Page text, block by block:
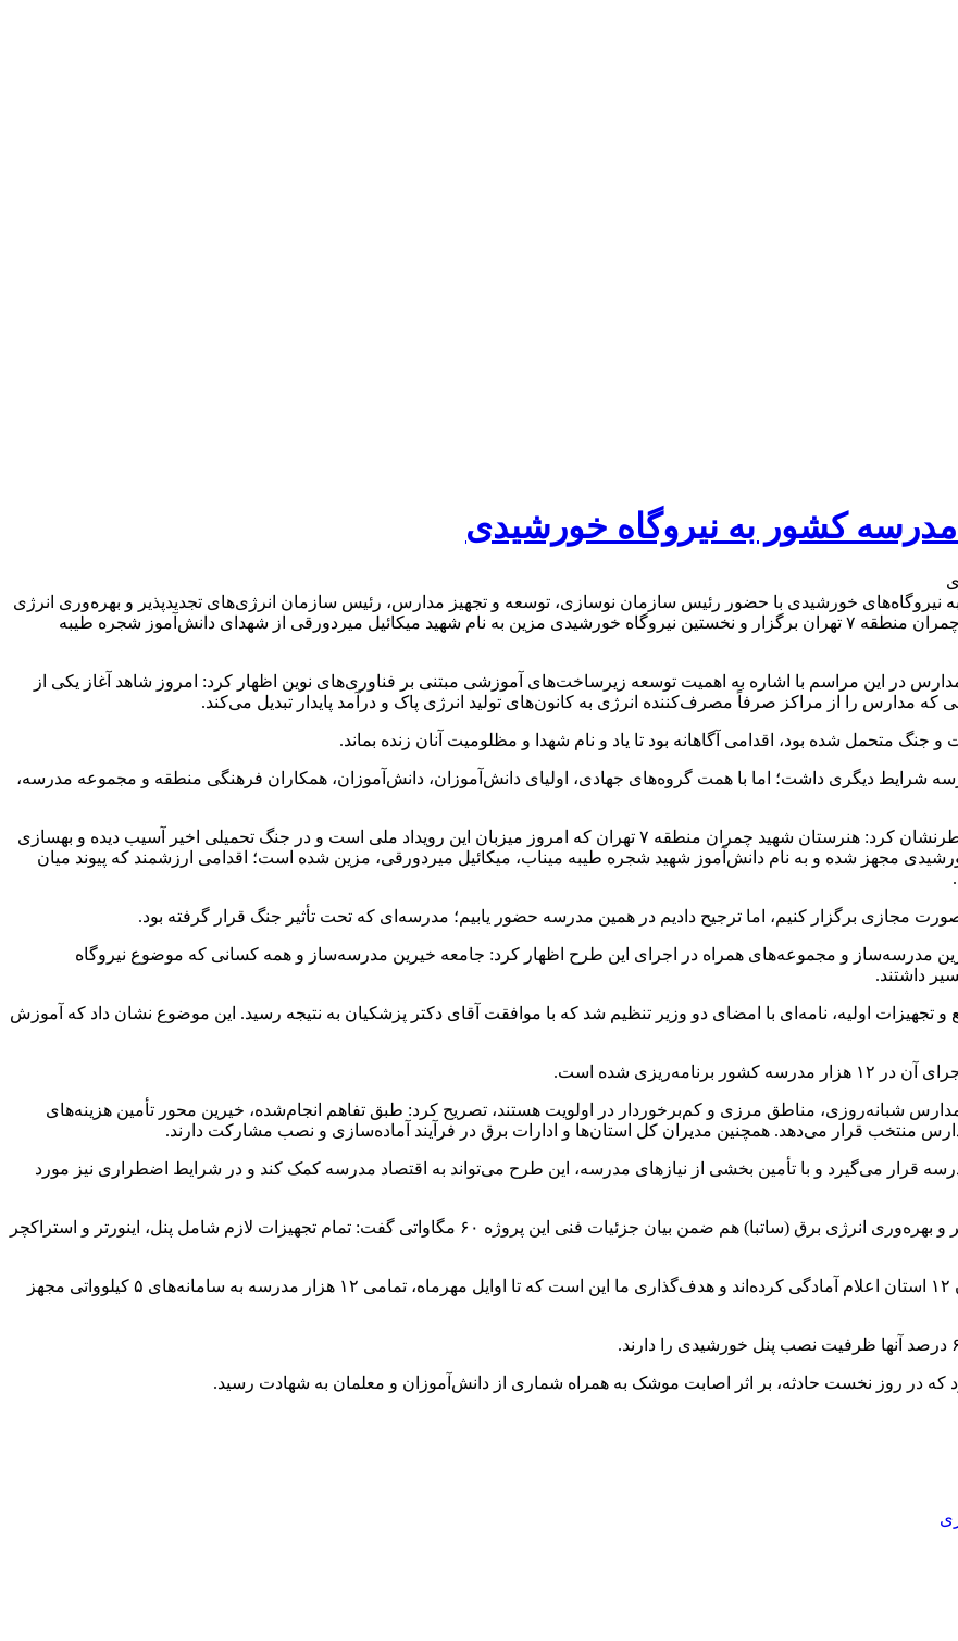
اجرای طرح تجهیز ۱۲ هزار مدرسه کشور به نیروگاه‌های خورشیدی با حضور رئیس سازمان نوسازی، توسعه و تجهیز مدارس، رئیس سازمان انرژی‌های تجدیدپذیر و بهره‌وری انرژی
برق (ساتبا) و رئیس جامعه خیرین مدرسه‌ساز کشور در هنرستان شهید چمران منطقه ۷ تهران برگزار و نخستین نیروگاه خورشیدی مزین به نام شهید میکائیل میردورقی از شهدای دانش‌آموز شجره طیبه
در این مراسم با اشاره به اهمیت توسعه زیرساخت‌های آموزشی مبتنی بر فناوری‌های نوین اظهار کرد: امروز شاهد آغاز یکی از
را از مراکز صرفاً مصرف‌کننده انرژی به کانون‌های تولید انرژی پاک و درآمد پایدار تبدیل می‌کند.
متحمل شده بود، اقدامی آگاهانه بود تا یاد و نام شهدا و مظلومیت آنان زنده بماند.
شرایط دیگری داشت؛ اما با همت گروه‌های جهادی، اولیای دانش‌آموزان، دانش‌آموزان، همکاران فرهنگی منطقه و مجموعه مدرسه،
معاون وزیر آموزش و پرورش با اشاره به محل برگزاری این مراسم خاطرنشان کرد: هنرستان شهید چمران منطقه ۷ تهران که امروز میزبان این رویداد ملی است و در جنگ تحمیلی اخیر آسیب دیده و بهسازی
مجهز شده و به نام دانش‌آموز شهید شجره طیبه میناب، میکائیل میردورقی، مزین شده است؛ اقدامی ارزشمند که پیوند میان
مجازی برگزار کنیم، اما ترجیح دادیم در همین مدرسه حضور یابیم؛ مدرسه‌ای که تحت تأثیر جنگ قرار گرفته بود.
مدرسه‌ساز و مجموعه‌های همراه در اجرای این طرح اظهار کرد: جامعه خیرین مدرسه‌ساز و همه کسانی که موضوع نیروگاه
داشتند.
اولیه، نامه‌ای با امضای دو وزیر تنظیم شد که با موافقت آقای دکتر پزشکیان به نتیجه رسید. این موضوع نشان داد که آموزش
شبانه‌روزی، مناطق مرزی و کم‌برخوردار در اولویت هستند، تصریح کرد: طبق تفاهم انجام‌شده، خیرین محور تأمین هزینه‌های
منتخب قرار می‌دهد. همچنین مدیران کل استان‌ها و ادارات برق در فرآیند آماده‌سازی و نصب مشارکت دارند.
قرار می‌گیرد و با تأمین بخشی از نیازهای مدرسه، این طرح می‌تواند به اقتصاد مدرسه کمک کند و در شرایط اضطراری نیز مورد
محسن طرزطلب معاون وزیر نیرو و رئیس سازمان انرژی‌های تجدیدپذیر و بهره‌وری انرژی برق (ساتبا) هم ضمن بیان جزئیات فنی این پروژه ۶۰ مگاواتی گفت: تمام تجهیزات لازم شامل پنل، اینورتر و استراکچر
وی افزود: از هفته آینده ارسال تجهیزات به استان‌ها آغاز می‌شود. تاکنون ۱۲ استان اعلام آمادگی کرده‌اند و هدف‌گذاری ما این است که تا اوایل مهرماه، تمامی ۱۲ هزار مدرسه به سامانه‌های ۵ کیلوواتی مجهز
در روز نخست حادثه، بر اثر اصابت موشک به همراه شماری از دانش‌آموزان و معلمان به شهادت رسید.